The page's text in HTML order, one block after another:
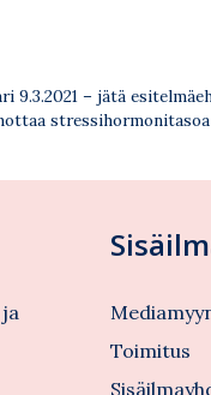
9.3.2021 – jätä
stressihormonitasoa
Toimitus